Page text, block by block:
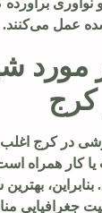
نوآوری برآورده
عمل می‌کنند.
مورد
در کرج اغلب
کار همراه
جغرافیایی